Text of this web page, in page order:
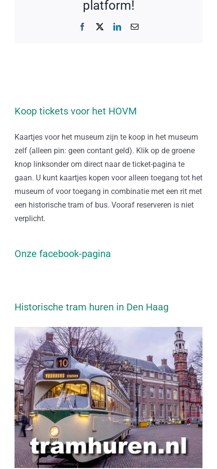
platform!
Facebook LinkedIn
E-
Koop tickets voor het HOVM
Kaartjes voor het museum zijn te koop in het museum
zelf (alleen pin: geen contant geld). Klik op de groene
knop linksonder om direct naar de ticket-pagina te
gaan. U kunt kaartjes kopen voor alleen toegang tot het
museum of voor toegang in combinatie met een rit met
een historische tram of bus. Vooraf reserveren is niet
verplicht.
Onze facebook-pagina
Historische tram huren in Den Haag